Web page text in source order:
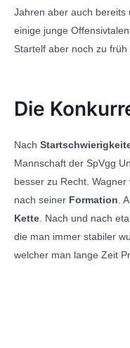
Jahren aber auch bereits
einige junge
Startelf aber noch zu früh
Die
Nach
Mannschaft der SpVgg
besser zu Recht.
nach seiner Formation .
Kette . Nach und nach
die man immer stabiler
welcher man lange Zeit